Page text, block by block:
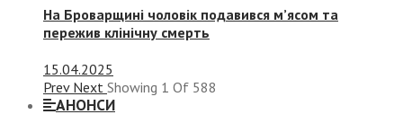
На Броварщині чоловік подавився м’ясом та
пережив клінічну смерть
15.04.2025
Prev Next Showing 1 Of 588
АНОНСИ